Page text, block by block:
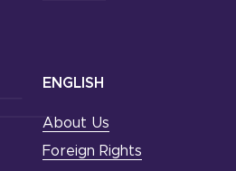
ENGLISH
About Us
Foreign Rights